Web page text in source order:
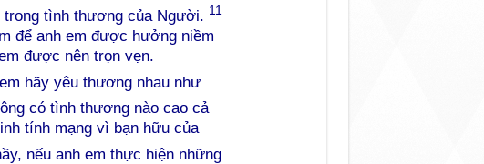
tình thương của Người. 11
để anh em được hưởng niềm
được nên trọn vẹn.
hãy yêu thương nhau như
có tình thương nào cao cả
tính mạng vì bạn hữu của
nếu anh em thực hiện những